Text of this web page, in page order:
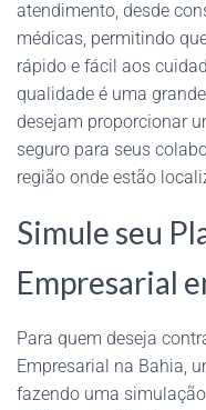
atendimento, desde
médicas, permitindo
rápido e fácil aos
qualidade é uma
desejam proporcionar
seguro para seus
região onde estão
Simule seu
Empresarial
Para quem deseja
Empresarial na Bahia,
fazendo uma